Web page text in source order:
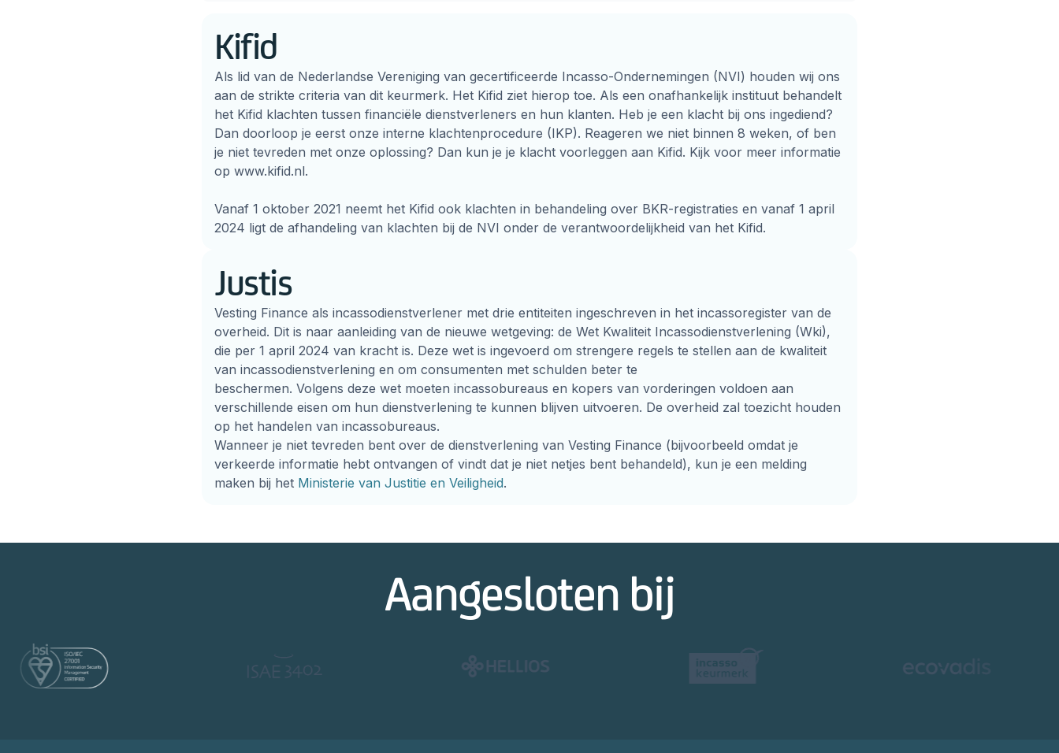
Kifid
Als lid van de Nederlandse Vereniging van gecertificeerde Incasso-Ondernemingen (NVI) houden wij ons
aan de strikte criteria van dit keurmerk. Het Kifid ziet hierop toe. Als een onafhankelijk instituut behandelt
het Kifid klachten tussen financiële dienstverleners en hun klanten. Heb je een klacht bij ons ingediend?
Dan doorloop je eerst onze interne klachtenprocedure (IKP). Reageren we niet binnen 8 weken, of ben
je niet tevreden met onze oplossing? Dan kun je je klacht voorleggen aan Kifid. Kijk voor meer informatie
op www.kifid.nl.
Vanaf 1 oktober 2021 neemt het Kifid ook klachten in behandeling over BKR-registraties en vanaf 1 april
2024 ligt de afhandeling van klachten bij de NVI onder de verantwoordelijkheid van het Kifid.
Justis
Vesting Finance als incassodienstverlener met drie entiteiten ingeschreven in het incassoregister van de
overheid. Dit is naar aanleiding van de nieuwe wetgeving: de Wet Kwaliteit Incassodienstverlening (Wki),
die per 1 april 2024 van kracht is. Deze wet is ingevoerd om strengere regels te stellen aan de kwaliteit
van incassodienstverlening en om consumenten met schulden beter te
beschermen. Volgens deze wet moeten incassobureaus en kopers van vorderingen voldoen aan
verschillende eisen om hun dienstverlening te kunnen blijven uitvoeren. De overheid zal toezicht houden
op het handelen van incassobureaus.
Wanneer je niet tevreden bent over de dienstverlening van Vesting Finance (bijvoorbeeld omdat je
verkeerde informatie hebt ontvangen of vindt dat je niet netjes bent behandeld), kun je een melding
maken bij het Ministerie van Justitie en Veiligheid.
Aangesloten bij